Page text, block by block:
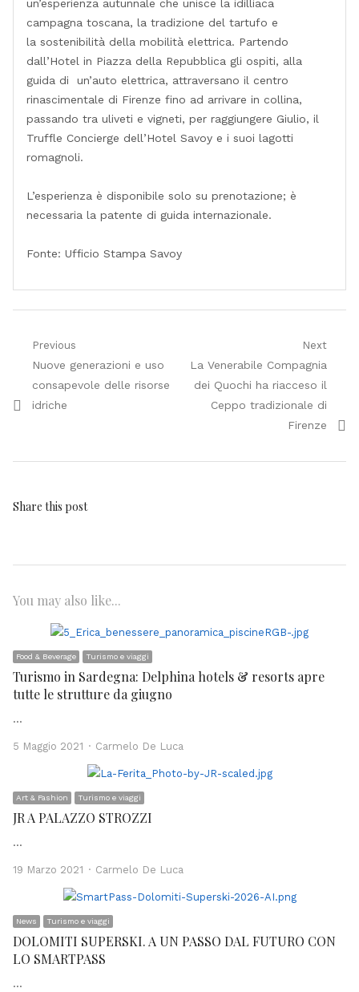
un’esperienza autunnale che unisce la idilliaca
campagna toscana, la tradizione del tartufo e
la sostenibilità della mobilità elettrica. Partendo
dall’Hotel in Piazza della Repubblica gli ospiti, alla
guida di un’auto elettrica, attraversano il centro
rinascimentale di Firenze fino ad arrivare in collina,
passando tra uliveti e vigneti, per raggiungere Giulio, il
Truffle Concierge dell’Hotel Savoy e i suoi lagotti
romagnoli.
L’esperienza è disponibile solo su prenotazione; è
necessaria la patente di guida internazionale.
Fonte: Ufficio Stampa Savoy
Navigazione
articoli
Previous
Previous
post:
Nuove generazioni e uso
consapevole delle risorse
idriche
Next
Next
post:
La Venerabile Compagnia
dei Quochi ha riacceso il
Ceppo tradizionale di
Firenze
Share this post
You may also like...
Food & Beverage Turismo e viaggi
Turismo in Sardegna: Delphina hotels & resorts apre
tutte le strutture da giugno
…
5 Maggio 2021 Author
Carmelo De Luca
Art & Fashion Turismo e viaggi
JR A PALAZZO STROZZI
…
19 Marzo 2021 Author
Carmelo De Luca
News Turismo e viaggi
DOLOMITI SUPERSKI. A UN PASSO DAL FUTURO CON
LO SMARTPASS
…